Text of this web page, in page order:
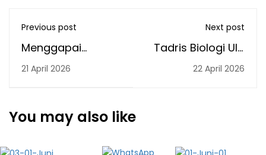
Previous post
Menggapai
Keberkahan Bulan
Kepengurusan
Kabinet Aksi Bhakti
dengan Kegiatan
21 April 2026
Next post
Tadris Biologi UIN
Antasari Gelar
Batola
22 April 2026
You may also like